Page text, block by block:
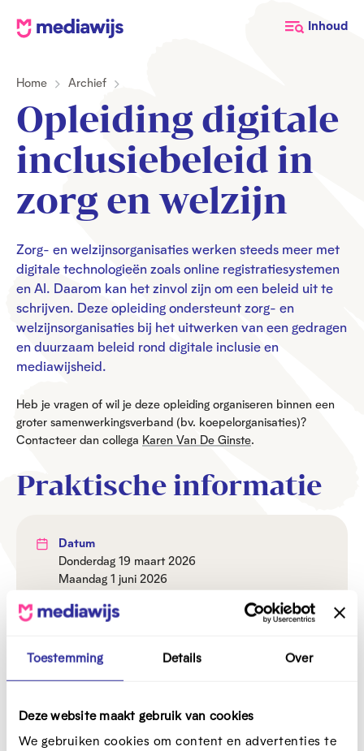
Toestemming Details Over
Deze website maakt gebruik van cookies
We gebruiken cookies om content en advertenties te
M
a
w
j
Inhoud
Home Archief
Opleiding digitale
inclusiebeleid in
zorg en welzijn
Zorg- en welzijnsorganisaties werken steeds meer met
digitale technologieën zoals online registratiesystemen
en AI. Daarom kan het zinvol zijn om een beleid uit te
schrijven. Deze opleiding ondersteunt zorg- en
welzijnsorganisaties bij het uitwerken van een gedragen
en duurzaam beleid rond digitale inclusie en
mediawijsheid.
Heb je vragen of wil je deze opleiding organiseren binnen een
groter samenwerkingsverband (bv. koepelorganisaties)?
Contacteer dan collega Karen Van De Ginste.
Praktische informatie
Datum
donderdag 19 maart 2026
maandag 1 juni 2026
Uur
Prijs
BeCentral
Kantersteen 10